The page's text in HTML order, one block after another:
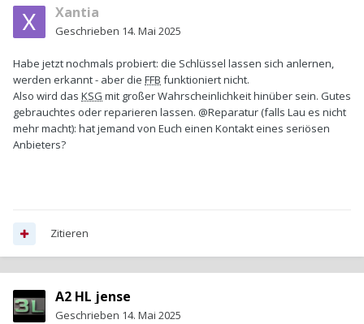
Xantia
Geschrieben 14. Mai 2025
Habe jetzt nochmals probiert: die Schlüssel lassen sich anlernen,
werden erkannt - aber die FFB funktioniert nicht.
Also wird das KSG mit großer Wahrscheinlichkeit hinüber sein. Gutes
gebrauchtes oder reparieren lassen. @Reparatur (falls Lau es nicht
mehr macht): hat jemand von Euch einen Kontakt eines seriösen
Anbieters?
Zitieren
A2 HL jense
Geschrieben 14. Mai 2025